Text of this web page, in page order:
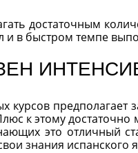
достаточным
и в быстром темпе
курсов предполагает
к этому
это отличный
знания испанского